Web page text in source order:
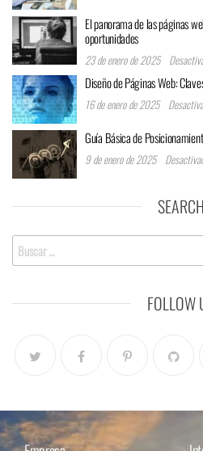
El panorama de las páginas
oportunidades
23 de enero de 2025
Diseño de Páginas Web:
16 de enero de 2025
Guía Básica de
9 de enero de 2025
SEARCH
FOLLOW